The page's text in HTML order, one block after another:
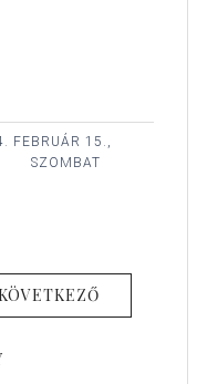
FEBRUÁR 15.,
SZOMBAT